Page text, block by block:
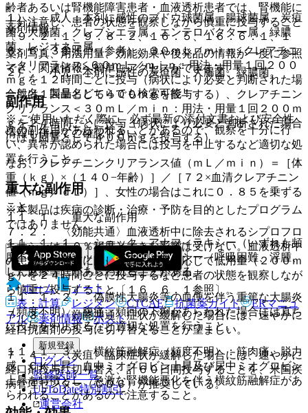
１）． 成人：本剤に感性のブドウ球菌属、腸球菌属、炭疽
菌、大腸菌、クレブシエラ属、エンテロバクター属、緑膿
菌、レジオネラ属。
２）． 小児：本剤に感性の炭疽菌、大腸菌、緑膿菌。
副作用
次の副作用があらわれることがあるので、観察を十分に行
い、異常が認められた場合には投与を中止するなど適切な処
置を行うこと。
重大な副作用
１１．１． 重大な副作用
１１．１．１． ショック、アナフィラキシー（いずれも頻
度不明）：ショック、アナフィラキシー（呼吸困難、浮腫、
じん麻疹等）があらわれることがある。
１１．１．２． 偽膜性大腸炎等の血便を伴う重篤な大腸炎
（頻度不明）：腹痛、頻回の下痢があらわれた場合には直ち
に投与を中止するなど適切な処置を行うこと。
１１．１．３． 横紋筋融解症（頻度不明）：筋肉痛、脱力
感、ＣＫ上昇、血中ミオグロビン上昇及び尿中ミオグロビン
上昇を特徴とし、急激な腎機能悪化を伴う横紋筋融解症があ
らわれることがあるので注意すること。
齢者あるいは腎機能障害患者・血液透析患者では、腎機能に
十分注意し、患者の状態を観察しながら慎重に投与すること
〔９．２．１、９．８．２、１６．５、１６．６．１、１
６．６．３参照〕（参考）；３０ｍＬ／ｍｉｎ≦クレアチニ
ンクリアランス≦６０ｍＬ／ｍｉｎ：用法・用量１回２００
ｍｇを１２時間ごとに投与（病状により必要と判断された場
合には１回量として４００ｍｇを投与する）、クレアチニン
クリアランス＜３０ｍＬ／ｍｉｎ：用法・用量１回２００ｍ
ｇを２４時間ごとに投与（病状により必要と判断された場合
には１回量として４００ｍｇを投与する）。
なお、クレアチニンクリアランス値（ｍＬ／ｍｉｎ）＝［体
重（ｋｇ）×（１４０−年齢）］／［７２×血清クレアチニン
値（ｍｇ／ｄＬ）］、女性の場合はこれに０．８５を乗ずる
こと。
７．２． 〈効能共通〉血液透析中に除去されるシプロフロ
キサシンは１０％程度と大きな影響は受けない。血液透析中
の患者への投与に際しては、必要に応じて低用量（２００ｍ
ｇ）を２４時間ごとに投与するなど患者の状態を観察しなが
ら慎重に投与すること〔１６．６．１参照〕。
７．３． 〈効能共通〉症状が緩解した場合には、速やかに
経口抗菌剤の投与に切り替えることが望ましい。
７．４． 〈炭疽〉臨床症状が緩解した場合には、速やかに
経口剤投与に切り替え、計６０日間投与することを、米国疾
病管理センター（ＣＤＣ）が推奨している。
薬剤情報
薬剤写真、用法用量、効能効果や後発品の情報が一度に参照
でき、関連情報へ簡単にアクセスができます。
一般名、製品名どちらでも検索可能！
※ ご使用いただく際に、必ず最新の添付文書および安全性
情報も併せてご確認下さい。
※本製品は疾病の診断・治療・予防を目的としたプログラム
ではありません。
ホーム
ノート
表・計算
レジメン CTCAE 抗菌薬ガイド
ERマニュ
アル
薬剤情報 ポスト
新規登録
ログイン
監修医師一覧
UpToDate特別割引
運営会社